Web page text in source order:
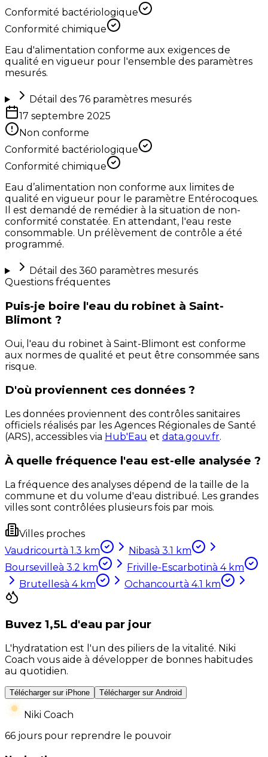
Conformité bactériologique
Conformité chimique
Eau d'alimentation conforme aux exigences de
qualité en vigueur pour l'ensemble des paramètres
mesurés.
Détail des 76paramètres mesurés
17 septembre 2025
Non conforme
Conformité bactériologique
Conformité chimique
Eau d’alimentation non conforme aux limites de
qualité en vigueur pour le paramètre Entérocoques.
Il est demandé de remédier à la situation de non-
conformité constatée. En attendant, l'eau reste
consommable. Un prélèvement de contrôle a été
programmé.
Détail des 360 paramètres mesurés
Questions fréquentes
Puis-je boire l'eau du robinet à Saint-
Blimont ?
Oui, l'eau du robinet à Saint-Blimont est conforme
aux normes de qualité et peut être consommée sans
risque.
D'où proviennent ces données ?
Les données proviennent des contrôles sanitaires
officiels réalisés par les Agences Régionales de Santé
(ARS), accessibles via Hub'Eau et data.gouv.fr.
À quelle fréquence l'eau est-elle analysée ?
La fréquence des analyses dépend de la taille de la
commune et du volume d'eau distribué. Les grandes
villes sont contrôlées plusieurs fois par mois.
Villes proches
Vaudricourtà 1.3 km Nibasà 3.1 km
Boursevilleà 3.2 km Friville-Escarbotinà 4km
Brutellesà 4km Ochancourtà 4.1 km
Buvez 1,5L d'eau par jour
L'hydratation est l'un des piliers de la vitalité. Niki
Coach vous aide à développer de bonnes habitudes
au quotidien.
Télécharger sur iPhone Télécharger sur Android
Niki Coach
66 jours pour reprendre le pouvoir